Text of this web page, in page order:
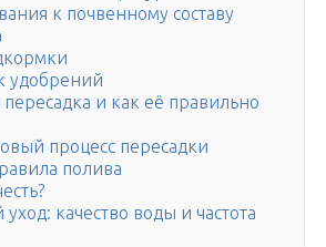
к почвенному составу
удобрений
и как её правильно
процесс пересадки
полива
качество воды и частота